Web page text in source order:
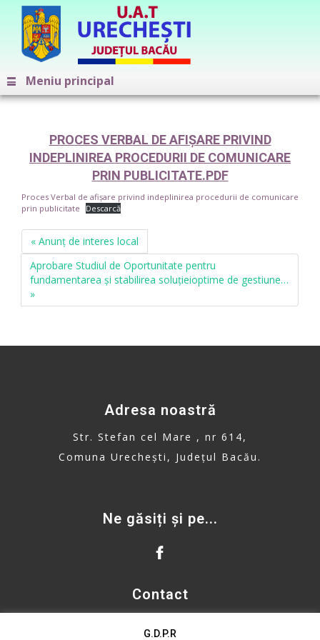
Meniu principal
PROCES VERBAL DE AFIȘARE PRIVIND
INDEPLINIREA PROCEDURII DE COMUNICARE
PRIN PUBLICITATE.PDF
Proces Verbal de afișare privind indeplinirea procedurii de comunicare
prin publicitate
Descarcă
« Anunț de interes local
Aprobare Studiul de Oportunitate pentru
fundamentarea și stabilirea soluțieioptime de gestiune…
»
Adresa noastră
Str. Stefan cel Mare , nr 614,
Comuna Urechești, Județul Bacău.
Ne găsiți și pe...
Contact
G.D.P.R